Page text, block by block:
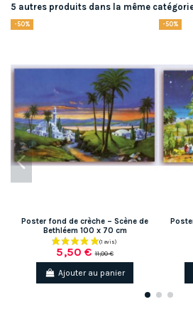
5 autres produits dans la même
-50%
Poster fond de crèche – Scène de
Bethléem 100 x 70 cm
5,50 €11,00 €
Ajouter au panier
-50%